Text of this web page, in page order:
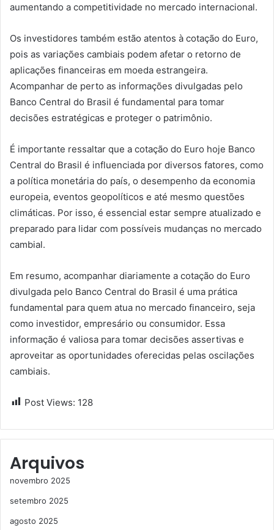
aumentando a competitividade no mercado internacional.
Os investidores também estão atentos à cotação do Euro,
pois as variações cambiais podem afetar o retorno de
aplicações financeiras em moeda estrangeira.
Acompanhar de perto as informações divulgadas pelo
Banco Central do Brasil é fundamental para tomar
decisões estratégicas e proteger o patrimônio.
É importante ressaltar que a cotação do Euro hoje Banco
Central do Brasil é influenciada por diversos fatores, como
a política monetária do país, o desempenho da economia
europeia, eventos geopolíticos e até mesmo questões
climáticas. Por isso, é essencial estar sempre atualizado e
preparado para lidar com possíveis mudanças no mercado
cambial.
Em resumo, acompanhar diariamente a cotação do Euro
divulgada pelo Banco Central do Brasil é uma prática
fundamental para quem atua no mercado financeiro, seja
como investidor, empresário ou consumidor. Essa
informação é valiosa para tomar decisões assertivas e
aproveitar as oportunidades oferecidas pelas oscilações
cambiais.
Post Views: 128
Arquivos
novembro 2025
setembro 2025
agosto 2025